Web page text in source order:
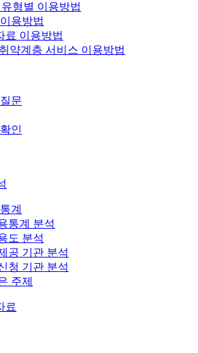
형별 이용방법
용방법
료 이용방법
약계층 서비스 이용방법
문
인
계
통계 분석
도 분석
공 기관 분석
청 기관 분석
주제
료